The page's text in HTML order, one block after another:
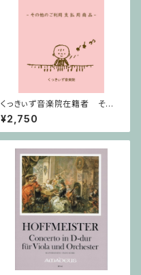
くっきぃず音楽院在籍者 その
他のご利用支払用商品 おば
けのぼうけん１巻
¥2,750